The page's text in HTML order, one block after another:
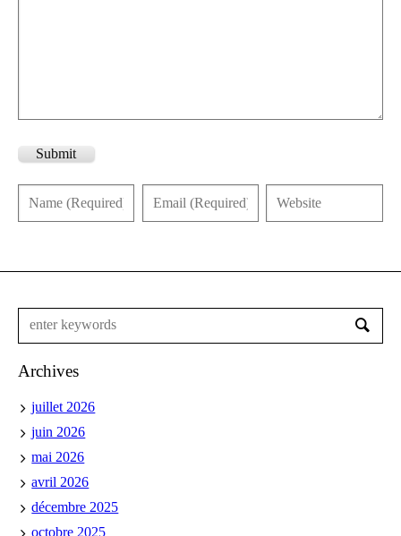
Submit
Archives
juillet 2026
juin 2026
mai 2026
avril 2026
décembre 2025
octobre 2025